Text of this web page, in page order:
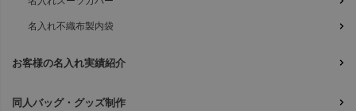
名入れ不織布製内袋
お客様の名入れ実績紹介
同人バッグ・グッズ制作